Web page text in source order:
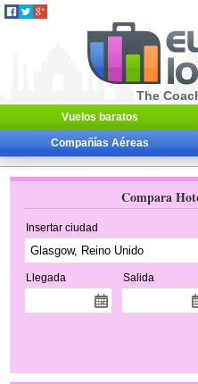
The
Vuelos baratos
Compañías Aéreas
Compara
Insertar ciudad
Llegada Salida